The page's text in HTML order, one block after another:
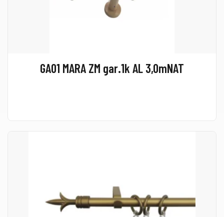
GA01 MARA ZM gar.1k AL 3,0mNAT